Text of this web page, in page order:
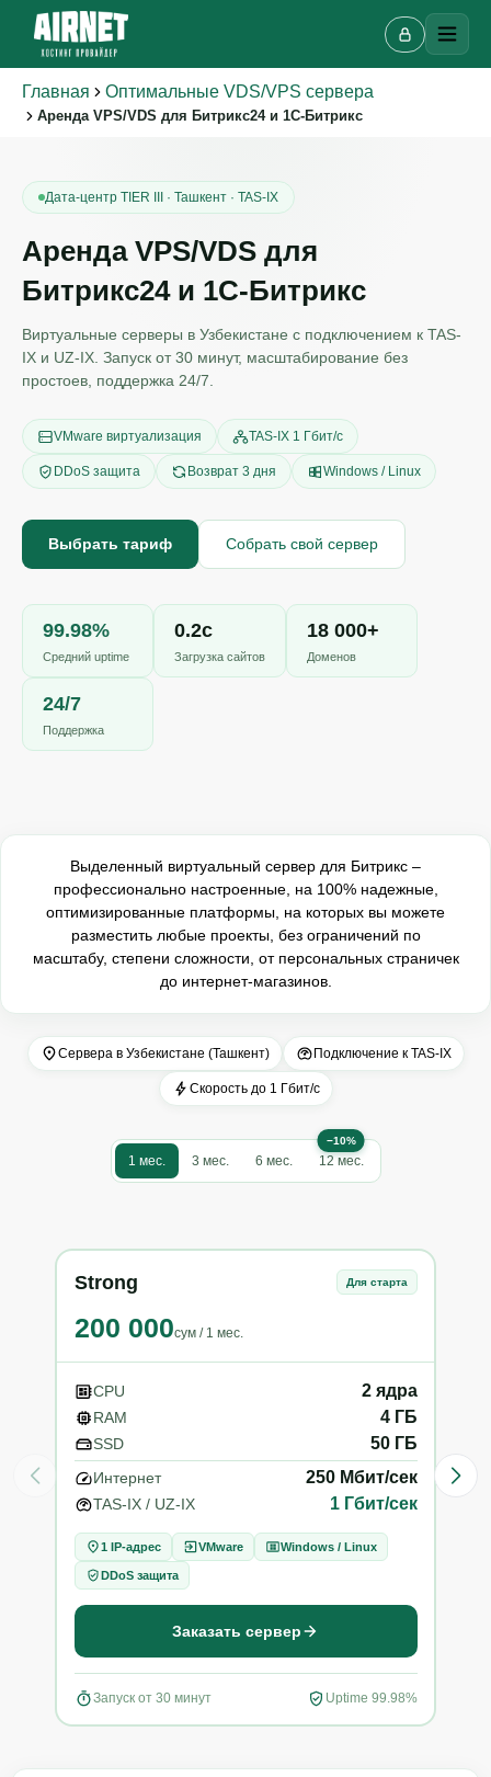
Главная Оптимальные VDS/VPS сервера
Аренда VPS/VDS для Битрикс24 и 1С-Битрикс
Дата-центр TIER III · Ташкент · TAS-IX
Аренда VPS/VDS для
Битрикс24 и 1С-Битрикс
Виртуальные серверы в Узбекистане с подключением к TAS-
IX и UZ-IX. Запуск от 30 минут, масштабирование без
простоев, поддержка 24/7.
VMware виртуализация TAS-IX 1 Гбит/с
DDoS защита Возврат 3 дня Windows / Linux
Выбрать тариф Собрать свой сервер
99.98%
Средний uptime
0.2с
Загрузка сайтов
18 000+
Доменов
24/7
Поддержка
Выделенный виртуальный сервер для Битрикс –
профессионально настроенные, на 100% надежные,
оптимизированные платформы, на которых вы можете
разместить любые проекты, без ограничений по
масштабу, степени сложности, от персональных страничек
до интернет-магазинов.
Сервера в Узбекистане (Ташкент) Подключение к TAS-IX
Скорость до 1 Гбит/с
1 мес. 3 мес. 6 мес.
−10%
12 мес.
Strong Для старта
200 000сум/ 1 мес.
CPU 2 ядра
RAM 4 ГБ
SSD 50 ГБ
Интернет 250 Мбит/сек
TAS-IX / UZ-IX 1 Гбит/сек
1 IP-адрес VMware Windows / Linux
DDoS защита
Заказать сервер
Запуск от 30 минут Uptime 99.98%
Онлайн · отвечаем за несколько минут
Ваше имя